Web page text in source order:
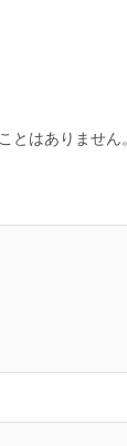
とはありません